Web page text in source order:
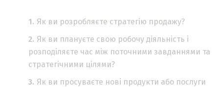
Як ви розробляєте стратегію продажу?
Як ви плануєте свою робочу діяльність і
розподіляєте час між поточними завданнями та
стратегічними цілями?
Як ви просуваєте нові продукти або послуги